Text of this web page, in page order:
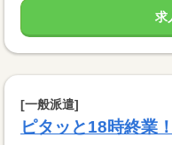
求
[一般派遣]
ピタッと18時終業